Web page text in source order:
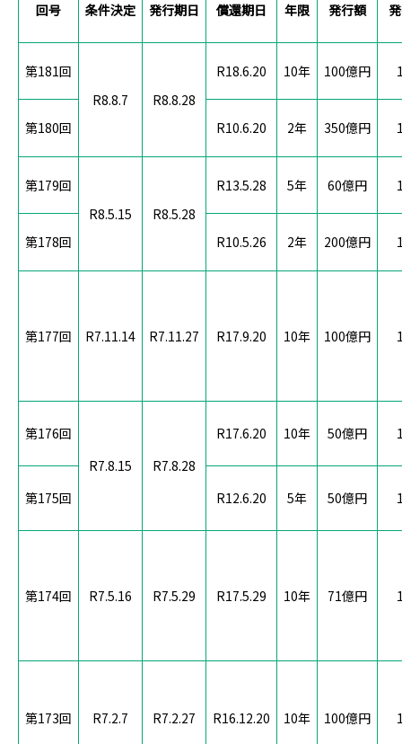
回号 条件決定 発行期日 償還期日 年限 発行額
第181回
R8.8.7
R8.8.28
R18.6.20 10年 100億円
第180回 R10.6.20 2年 350億円
第179回
R8.5.15
R8.5.28
R13.5.28 5年 60億円
第178回 R10.5.26 2年 200億円
第177回 R7.11.14 R7.11.27 R17.9.20 10年 100億円
第176回
R7.8.15
R7.8.28
R17.6.20 10年 50億円
第175回 R12.6.20 5年 50億円
第174回 R7.5.16 R7.5.29 R17.5.29 10年 71億円
第173回 R7.2.7 R7.2.27 R16.12.20 10年 100億円